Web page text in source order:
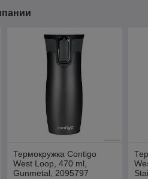
Термокружка Contigo
West Loop, 470 ml,
Gunmetal, 2095797